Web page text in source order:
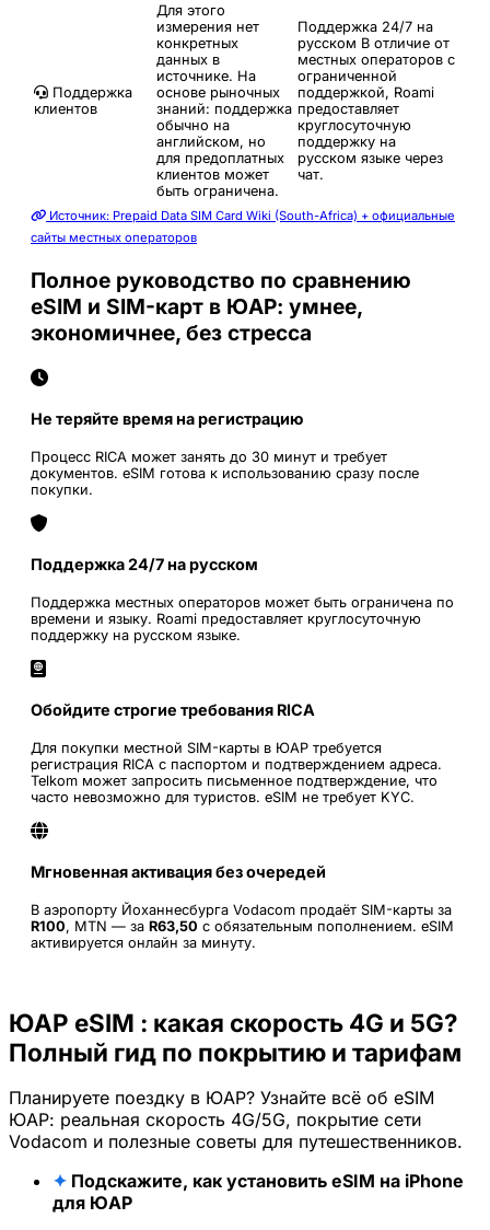
Поддержка
клиентов
Для этого
измерения нет
конкретных
данных в
источнике. На
основе рыночных
знаний: поддержка
обычно на
английском, но
для предоплатных
клиентов может
быть ограничена.
Поддержка 24/7 на
русском В отличие от
местных операторов с
ограниченной
поддержкой, Roami
предоставляет
круглосуточную
поддержку на
русском языке через
чат.
Источник: Prepaid Data SIM Card Wiki (South-Africa) + официальные
сайты местных операторов
Полное руководство по сравнению
eSIM и SIM-карт в ЮАР: умнее,
экономичнее, без стресса
Не теряйте время на регистрацию
Процесс RICA может занять до 30 минут и требует
документов. eSIM готова к использованию сразу после
покупки.
Поддержка 24/7 на русском
Поддержка местных операторов может быть ограничена по
времени и языку. Roami предоставляет круглосуточную
поддержку на русском языке.
Обойдите строгие требования RICA
Для покупки местной SIM-карты в ЮАР требуется
регистрация RICA с паспортом и подтверждением адреса.
Telkom может запросить письменное подтверждение, что
часто невозможно для туристов. eSIM не требует KYC.
Мгновенная активация без очередей
В аэропорту Йоханнесбурга Vodacom продаёт SIM-карты за
R100, MTN — за R63,50 с обязательным пополнением. eSIM
активируется онлайн за минуту.
ЮАР eSIM : какая скорость 4G и 5G?
Полный гид по покрытию и тарифам
Планируете поездку в ЮАР? Узнайте всё об eSIM
ЮАР: реальная скорость 4G/5G, покрытие сети
Vodacom и полезные советы для путешественников.
✦ Подскажите, как установить eSIM на iPhone
для ЮАР